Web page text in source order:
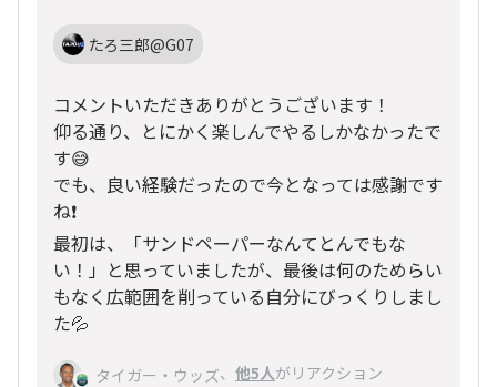
たろ三郎@G07
コメントいただきありがとうございます！
仰る通り、とにかく楽しんでやるしかなかったで
す😅
でも、良い経験だったので今となっては感謝です
ね❗
最初は、「サンドペーパーなんてとんでもな
い！」と思っていましたが、最後は何のためらい
もなく広範囲を削っている自分にびっくりしまし
た💦
タイガー・ウッズ、 他5人がリアクション